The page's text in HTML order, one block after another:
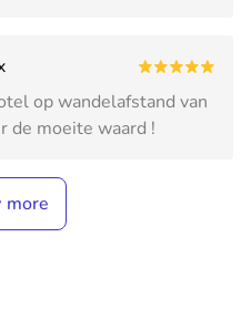
op wandelafstand van
de moeite waard !
more